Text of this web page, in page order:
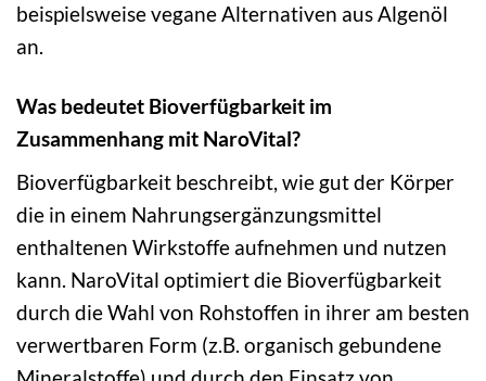
beispielsweise vegane Alternativen aus Algenöl
an.
Was bedeutet Bioverfügbarkeit im
Zusammenhang mit NaroVital?
Bioverfügbarkeit beschreibt, wie gut der Körper
die in einem Nahrungsergänzungsmittel
enthaltenen Wirkstoffe aufnehmen und nutzen
kann. NaroVital optimiert die Bioverfügbarkeit
durch die Wahl von Rohstoffen in ihrer am besten
verwertbaren Form (z.B. organisch gebundene